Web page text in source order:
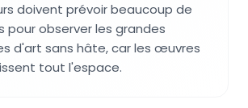
doivent prévoir beaucoup de
pour observer les grandes
d'art sans hâte, car les œuvres
tout l'espace.